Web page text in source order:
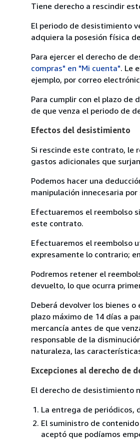
Tiene derecho a rescindir
El periodo de desistimiento
adquiera la posesión física
Para ejercer el derecho de
compras" en "Mi cuenta". Le
ejemplo, por correo
Para cumplir con el plazo de
de que venza el periodo de
Efectos del desistimiento
Si rescinde este contrato, le
gastos adicionales que
Podemos hacer una
manipulación innecesaria por
Efectuaremos el reembolso
este contrato.
Efectuaremos el reembolso
expresamente lo contrario;
Podremos retener el
devuelto, lo que ocurra
Deberá devolver los bienes o
plazo máximo de 14 días a
mercancía antes de que
responsable de la
naturaleza, las
Excepciones al derecho de
El derecho de desistimiento
La entrega de periódicos,
El suministro de
aceptó que podíamos